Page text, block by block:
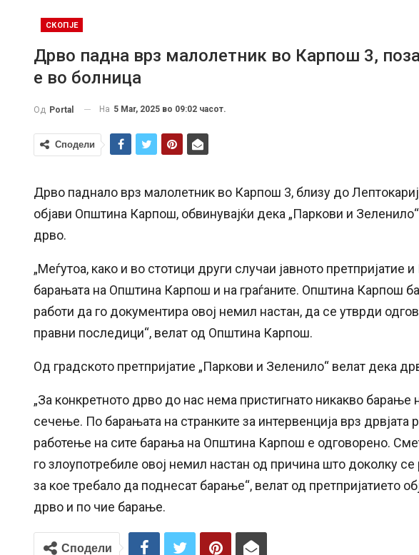
СКОПЈЕ
Дрво падна врз малолетник во Карпош 3,
е во болница
Од Portal На 5 Mar, 2025 во 09:02 часот.
Сподели
Дрво паднало врз малолетник во Карпош 3, близу до
објави Општина Карпош, обвинувајќи дека „Паркови и
дрво.
„Меѓутоа, како и во стотици други случаи јавното претпријатие
барањата на Општина Карпош и на граѓаните. Општина Карпош
работи да го документира овој немил настан, да се утврди
правни последици“, велат од Општина Карпош.
Од градското претпријатие „Паркови и Зеленило“ велат дека
„За конкретното дрво до нас нема пристигнато никакво
сечење. По барањата на странките за интервенција врз
работење на сите барања на Општина Карпош е одговорено.
го злоупотребиле овој немил настан од причина што доколку
за кое требало да поднесат барање“, велат од претпријатието
дрво и по чие барање.
Сподели